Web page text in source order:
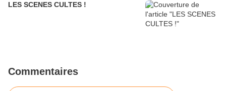
LES SCENES CULTES !
Commentaires